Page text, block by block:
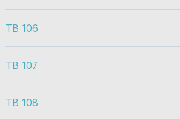
TB 106
TB 107
TB 108